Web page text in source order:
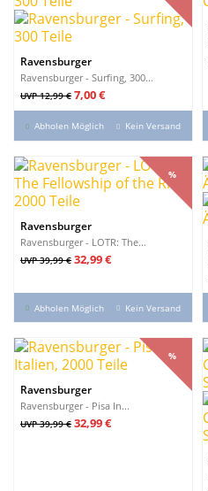
Ravensburger
Ravensburger - Surfing, 300...
Verkaufspreis
UVP 12,99 € Preis
7,00 €
Abholen Möglich Kein Versand
Ravensburger
Ravensburger - LOTR: The...
Verkaufspreis
UVP 39,99 €
%
Preis
32,99 €
%
Abholen Möglich Kein Versand
Ravensburger
Ravensburger - Pisa In...
Verkaufspreis
UVP 39,99 €
%
Preis
32,99 €
%